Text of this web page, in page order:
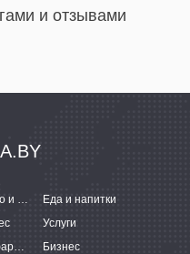
и отзывами
Строительство и ремонт
Еда и напитки
Услуги
Медицина и фармацевтика
Бизнес